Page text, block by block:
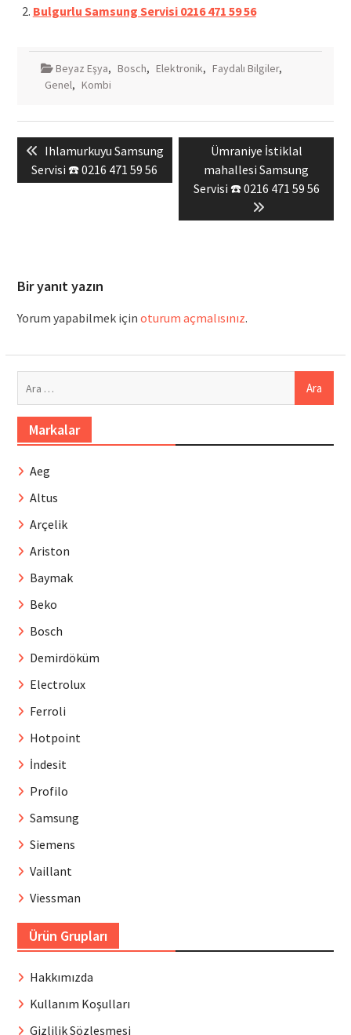
Bulgurlu Samsung Servisi 0216 471 59 56
Beyaz Eşya, Bosch, Elektronik, Faydalı Bilgiler,
Genel, Kombi
Yazı
gezinmesi
Previous
post:
Ihlamurkuyu Samsung
Servisi ☎️ 0216 471 59 56
Next
post:
Ümraniye İstiklal
mahallesi Samsung
Servisi ☎️ 0216 471 59 56
Bir yanıt yazın
Yorum yapabilmek için oturum açmalısınız.
Markalar
Aeg
Altus
Arçelik
Ariston
Baymak
Beko
Bosch
Demirdöküm
Electrolux
Ferroli
Hotpoint
İndesit
Profilo
Samsung
Siemens
Vaillant
Viessman
Ürün Grupları
Hakkımızda
Kullanım Koşulları
Gizlilik Sözleşmesi